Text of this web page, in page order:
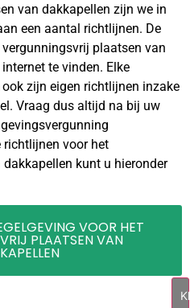
van dakkapellen zijn we in
een aantal richtlijnen. De
plaatsen van
te vinden. Elke
zijn eigen richtlijnen inzake
Vraag dus altijd na bij uw
richtlijnen voor het
kunt u hieronder
VOOR HET
PLAATSEN VAN